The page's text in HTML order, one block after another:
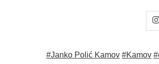
#Janko Polić Kamov #Kamov